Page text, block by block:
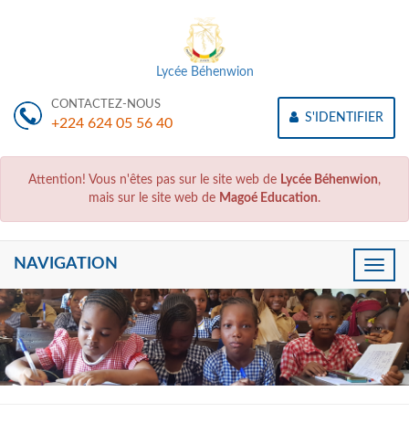
Lycée Béhenwion
CONTACTEZ-NOUS
+224 624 05 56 40 S'IDENTIFIER
Attention! Vous n'êtes pas sur le site web de Lycée Béhenwion,
mais sur le site web de Magoé Education.
Toggle
NAVIGATION